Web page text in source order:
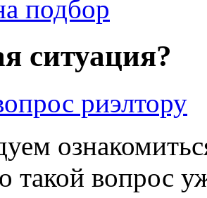
ситуация?
такой вопрос